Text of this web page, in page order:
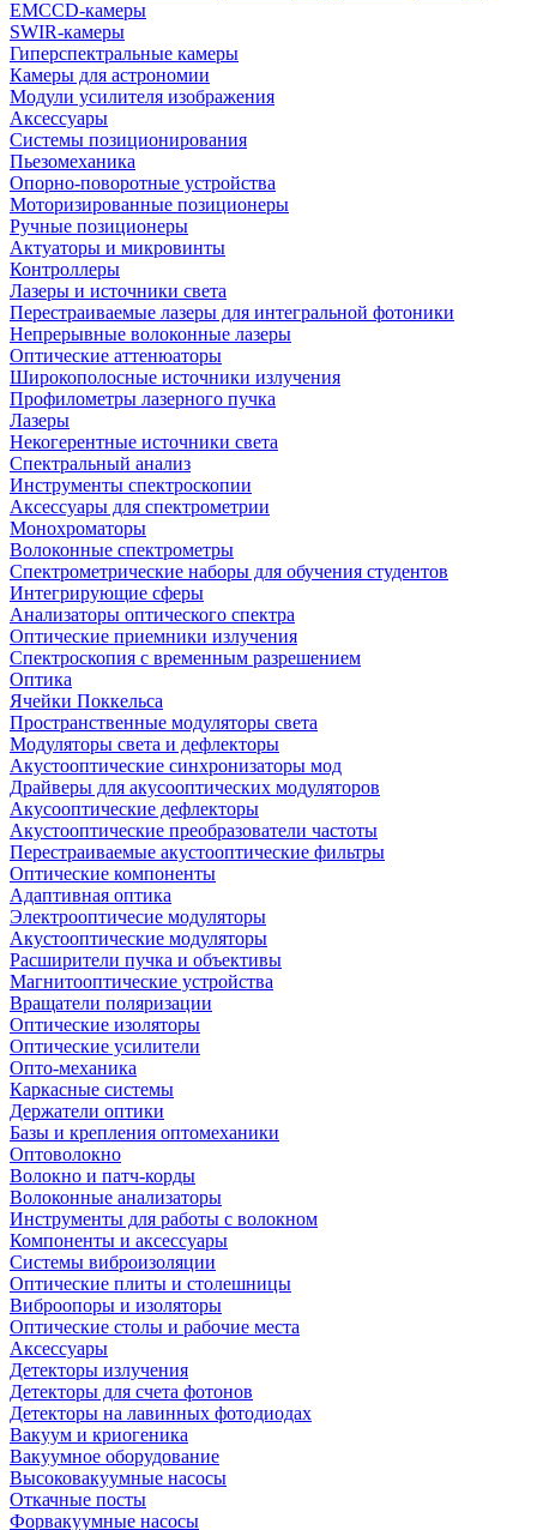
EMCCD-камеры
SWIR-камеры
Гиперспектральные камеры
Камеры для астрономии
Модули усилителя изображения
Аксессуары
Системы позиционирования
Пьезомеханика
Опорно-поворотные устройства
Моторизированные позиционеры
Ручные позиционеры
Актуаторы и микровинты
Контроллеры
Лазеры и источники света
Перестраиваемые лазеры для интегральной фотоники
Непрерывные волоконные лазеры
Оптические аттенюаторы
Широкополосные источники излучения
Профилометры лазерного пучка
Лазеры
Некогерентные источники света
Спектральный анализ
Инструменты спектроскопии
Аксессуары для спектрометрии
Монохроматоры
Волоконные спектрометры
Спектрометрические наборы для обучения студентов
Интегрирующие сферы
Анализаторы оптического спектра
Оптические приемники излучения
Спектроскопия с временным разрешением
Оптика
Ячейки Поккельса
Пространственные модуляторы света
Модуляторы света и дефлекторы
Акустооптические синхронизаторы мод
Драйверы для акусооптических модуляторов
Акусооптические дефлекторы
Акустооптические преобразователи частоты
Перестраиваемые акустооптические фильтры
Оптические компоненты
Адаптивная оптика
Электрооптичесие модуляторы
Акустооптические модуляторы
Расширители пучка и объективы
Магнитооптические устройства
Вращатели поляризации
Оптические изоляторы
Оптические усилители
Опто-механика
Каркасные системы
Держатели оптики
Базы и крепления оптомеханики
Оптоволокно
Волокно и патч-корды
Волоконные анализаторы
Инструменты для работы с волокном
Компоненты и аксессуары
Системы виброизоляции
Оптические плиты и столешницы
Виброопоры и изоляторы
Оптические столы и рабочие места
Аксессуары
Детекторы излучения
Детекторы для счета фотонов
Детекторы на лавинных фотодиодах
Вакуум и криогеника
Вакуумное оборудование
Высоковакуумные насосы
Откачные посты
Форвакуумные насосы